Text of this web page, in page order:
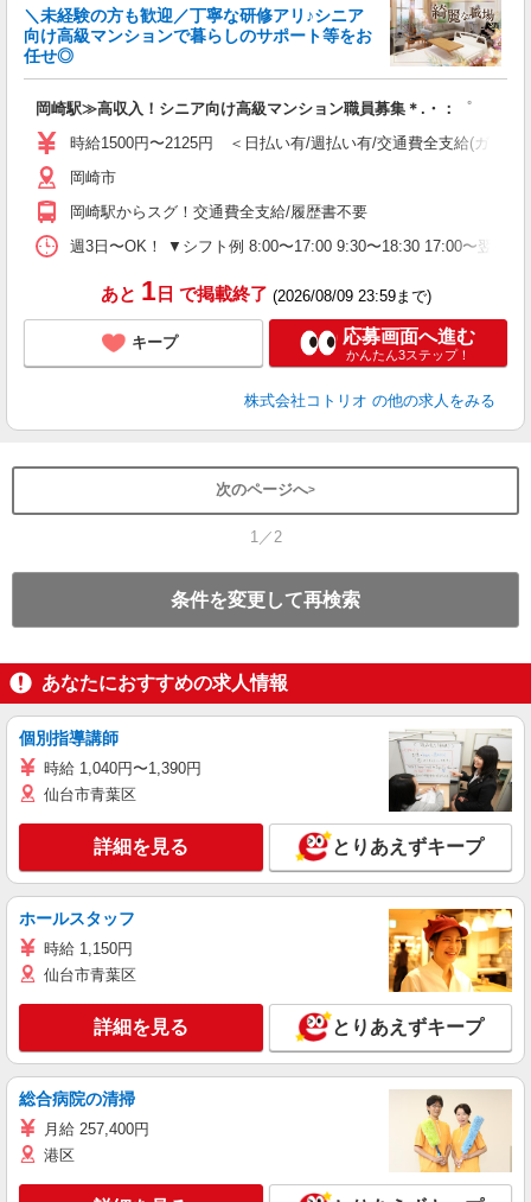
＼未経験の方も歓迎／丁寧な研修アリ♪シニア
向け高級マンションで暮らしのサポート等をお
任せ◎
岡崎駅≫高収入！シニア向け高級マンション職員募集＊.・：゜
時給1500円〜2125円 ＜日払い有/週払い有/交通費全支給(ガソリ
岡崎市
岡崎駅からスグ！交通費全支給/履歴書不要
週3日〜OK！ ▼シフト例 8:00〜17:00 9:30〜18:30 17:00〜翌
あと 1日 で掲載終了 (2026/08/09 23:59まで)
キープ 応募画面へ進む
かんたん3ステップ！
株式会社コトリオ の他の求人をみる
次のページへ
1／2
条件を変更して再検索
あなたにおすすめの求人情報
個別指導講師
時給 1,040円〜1,390円
仙台市青葉区
詳細を見る とりあえずキープ
ホールスタッフ
時給 1,150円
仙台市青葉区
詳細を見る とりあえずキープ
総合病院の清掃
月給 257,400円
港区